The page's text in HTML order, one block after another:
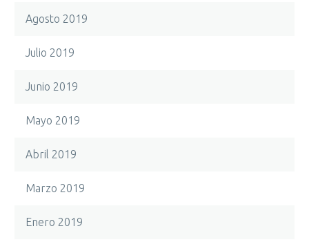
Agosto 2019
Julio 2019
Junio 2019
Mayo 2019
Abril 2019
Marzo 2019
Enero 2019